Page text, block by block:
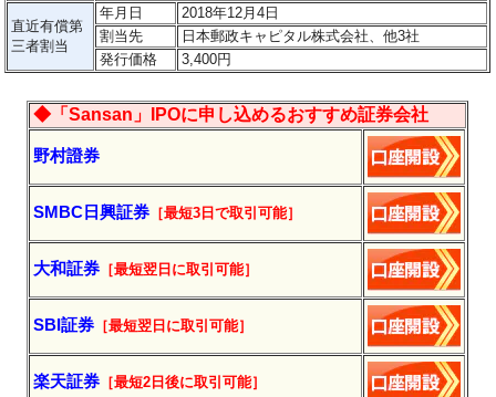
直近有償第
三者割当
年月日
2018年12月4日
割当先
日本郵政キャピタル株式会社、他3社
発行価格
3,400円
◆「Sansan」IPOに申し込めるおすすめ証券会社
野村證券
SMBC日興証券 ［最短3日で取引可能］
大和証券 ［最短翌日に取引可能］
SBI証券 ［最短翌日に取引可能］
楽天証券 ［最短2日後に取引可能］